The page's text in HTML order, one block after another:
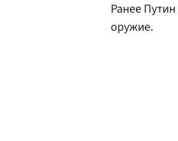
Ранее Путин
оружие.